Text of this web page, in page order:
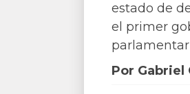
estado de
el primer
Por Gabriel